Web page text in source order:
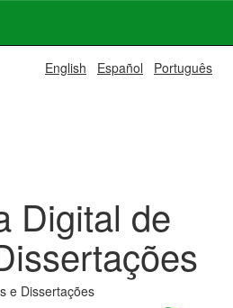
English Español Português
Digital de
e Dissertações